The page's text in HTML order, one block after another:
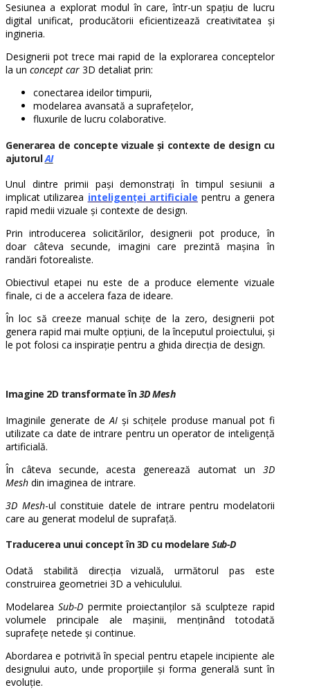
Sesiunea a explorat modul în care, într-un spațiu de lucru
digital unificat, producătorii eficientizează creativitatea și
ingineria.
Designerii pot trece mai rapid de la explorarea conceptelor
la un concept car 3D detaliat prin:
conectarea ideilor timpurii,
modelarea avansată a suprafețelor,
fluxurile de lucru colaborative.
Generarea de concepte vizuale și contexte de design cu
ajutorulAI
Unul dintre primii pași demonstrați în timpul sesiunii a
implicat utilizarea inteligenței artificiale pentru a genera
rapid medii vizuale și contexte de design.
Prin introducerea solicitărilor, designerii pot produce, în
doar câteva secunde, imagini care prezintă mașina în
randări fotorealiste.
Obiectivul etapei nu este de a produce elemente vizuale
finale, ci de a accelera faza de ideare.
În loc să creeze manual schițe de la zero, designerii pot
genera rapid mai multe opțiuni, de la începutul proiectului, și
le pot folosi ca inspirație pentru a ghida direcția de design.
Imagine 2D transformate în3D Mesh
Imaginile generate deAI și schițele produse manual pot fi
utilizate ca date de intrare pentru un operator de inteligență
artificială.
În câteva secunde, acesta generează automat un 3D
Mesh din imaginea de intrare.
3D Mesh-ul constituie datele de intrare pentru modelatorii
care au generat modelul de suprafață.
Traducerea unui concept în 3D cu modelareSub-D
Odată stabilită direcția vizuală, următorul pas este
construirea geometriei 3D a vehiculului.
ModelareaSub-D permite proiectanților să sculpteze rapid
volumele principale ale mașinii, menținând totodată
suprafețe netede și continue.
Abordarea e potrivită în special pentru etapele incipiente ale
designului auto, unde proporțiile și forma generală sunt în
evoluție.